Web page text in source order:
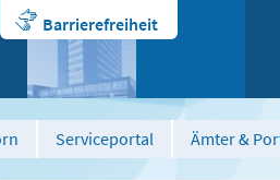
Barrierefreiheit
Serviceportal Ämter &